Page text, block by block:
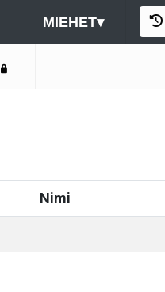
MIEHET▾
Nimi